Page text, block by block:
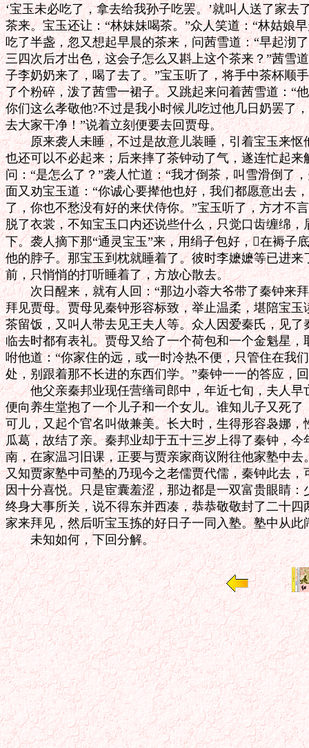
‘宝玉未必吃了，拿去给我孙子吃罢。’就叫人送了家去
茶来。宝玉还让：“林妹妹喝茶。”众人笑道：“林姑娘
吃了半盏，忽又想起早晨的茶来，问茜雪道：“早起沏
三四次后才出色，这会子怎么又斟上这个茶来？”茜雪
子李奶奶来了，喝了去了。”宝玉听了，将手中茶杯顺
了个粉碎，泼了茜雪一裙子。又跳起来问着茜雪道：“
你们这么孝敬他?不过是我小时候儿吃过他几日奶罢了
去大家干净！”说着立刻便要去回贾母。
原来袭人未睡，不过是故意儿装睡，引着宝玉来怄
也还可以不必起来；后来摔了茶钟动了气，遂连忙起
问：“是怎么了？”袭人忙道：“我才倒茶，叫雪滑倒了
面又劝宝玉道：“你诚心要撵他也好，我们都愿意出去
了，你也不愁没有好的来伏侍你。”宝玉听了，方才不
脱了衣裳，不知宝玉口内还说些什么，只觉口齿缠绵
下。袭人摘下那“通灵宝玉”来，用绢子包好，在褥子
他的脖子。那宝玉到枕就睡着了。彼时李嬷嬷等已进
前，只悄悄的打听睡着了，方放心散去。
次日醒来，就有人回：“那边小蓉大爷带了秦钟来拜
拜见贾母。贾母见秦钟形容标致，举止温柔，堪陪宝
茶留饭，又叫人带去见王夫人等。众人因爱秦氏，见
临去时都有表礼。贾母又给了一个荷包和一个金魁星，
咐他道：“你家住的远，或一时冷热不便，只管住在我
处，别跟着那不长进的东西们学。”秦钟一一的答应，
他父亲秦邦业现任营缮司郎中，年近七旬，夫人早
便向养生堂抱了一个儿子和一个女儿。谁知儿子又死
可儿，又起个官名叫做兼美。长大时，生得形容袅娜
瓜葛，故结了亲。秦邦业却于五十三岁上得了秦钟，
南，在家温习旧课，正要与贾亲家商议附往他家塾中
又知贾家塾中司塾的乃现今之老儒贾代儒，秦钟此去
因十分喜悦。只是宦囊羞涩，那边都是一双富贵眼睛
终身大事所关，说不得东并西凑，恭恭敬敬封了二十
家来拜见，然后听宝玉拣的好日子一同入塾。塾中从此